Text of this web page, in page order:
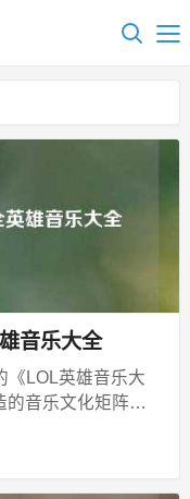
音乐大全
《LOL英雄音乐大
的音乐文化矩阵，